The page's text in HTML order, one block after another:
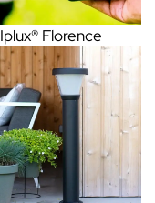
Iplux® Florence